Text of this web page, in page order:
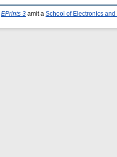
EPrints 3 amit a School of Electronics